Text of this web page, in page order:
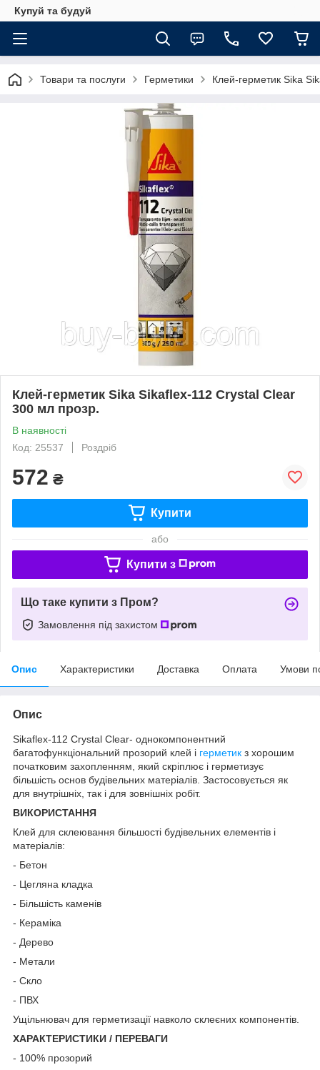
Купуй та будуй
Товари та послуги Герметики Клей-герметик Sika
Клей-герметик Sika Sikaflex-112 Crystal Clear
300 мл прозр.
В наявності
Код: 25537
Роздріб
572 ₴
Купити
або
Купити з
Що таке купити з Пром?
Замовлення під захистом
Опис Характеристики Доставка Оплата Умови
Опис
Sikaflex-112 Crystal Clear- однокомпонентний
багатофункціональний прозорий клей і герметик з хорошим
початковим захопленням, який скріплює і герметизує
більшість основ будівельних матеріалів. Застосовується як
для внутрішніх, так і для зовнішніх робіт.
ВИКОРИСТАННЯ
Клей для склеювання більшості будівельних елементів і
матеріалів:
- Бетон
- Цегляна кладка
- Більшість каменів
- Кераміка
- Дерево
- Метали
- Скло
- ПВХ
Ущільнювач для герметизації навколо склеєних компонентів.
ХАРАКТЕРИСТИКИ / ПЕРЕВАГИ
- 100% прозорий